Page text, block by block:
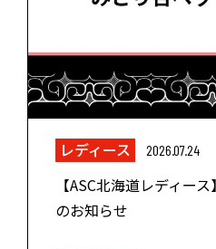
レディース 2026.07.24
【ASC北海道レディー
のお知らせ